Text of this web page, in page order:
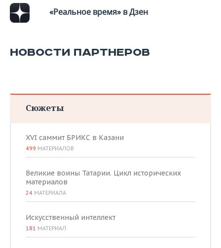
«Реальное время» в Дзен
НОВОСТИ ПАРТНЕРОВ
Сюжеты
XVI саммит БРИКС в Казани
499 МАТЕРИАЛОВ
Великие воины Татарии. Цикл исторических
материалов
24 МАТЕРИАЛА
Искусственный интеллект
181 МАТЕРИАЛ